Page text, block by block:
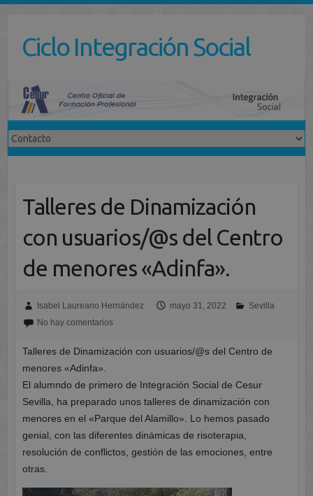
contenidoCiclo Integración Social
Talleres de Dinamización
con usuarios/@s del Centro
de menores «Adinfa».
Isabel Laureano Hernández mayo 31, 2022
Sevilla
No hay comentarios
Talleres de Dinamización con usuarios/@s del Centro de
menores «Adinfa».
El alumndo de primero de Integración Social de Cesur
Sevilla, ha preparado unos talleres de dinamización con
menores en el «Parque del Alamillo». Lo hemos pasado
genial, con las diferentes dinámicas de risoterapia,
resolución de conflictos, gestión de las emociones, entre
otras.